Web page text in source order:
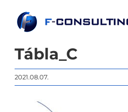
Tábla_C
2021.08.07.